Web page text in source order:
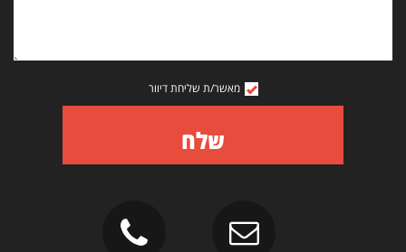
מאשר/ת שליחת דיוור
שלח